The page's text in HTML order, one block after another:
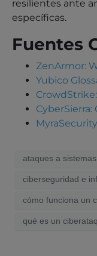
resilientes ante
específicas.
Fuentes
ZenArmor:
Yubico
ataques a
ciberseguridad e
cómo funciona un
qué es un